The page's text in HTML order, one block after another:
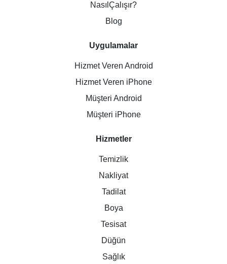
NasılÇalışır?
Blog
Uygulamalar
Hizmet Veren Android
Hizmet Veren iPhone
Müşteri Android
Müşteri iPhone
Hizmetler
Temizlik
Nakliyat
Tadilat
Boya
Tesisat
Düğün
Sağlık